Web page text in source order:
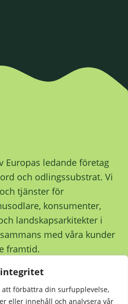
integritet
att förbättra din surfupplevelse,
eller innehåll och analysera vår
Europas ledande företag
och odlingssubstrat. Vi
tjänster för
konsumenter,
landskapsarkitekter i
med våra kunder
framtid.